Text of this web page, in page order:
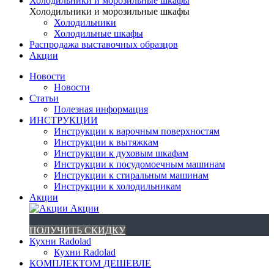
Холодильники и морозильные шкафы
Холодильники
Холодильные шкафы
Распродажа выставочных образцов
Акции
Новости
Новости
Статьи
Полезная информация
ИНСТРУКЦИИ
Инструкции к варочным поверхностям
Инструкции к вытяжкам
Инструкции к духовым шкафам
Инструкции к посудомоечным машинам
Инструкции к стиральным машинам
Инструкции к холодильникам
Акции
Акции
ПОЛУЧИТЬ СКИДКУ
Кухни Radolad
Кухни Radolad
КОМПЛЕКТОМ ДЕШЕВЛЕ